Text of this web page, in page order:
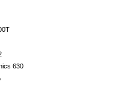
630